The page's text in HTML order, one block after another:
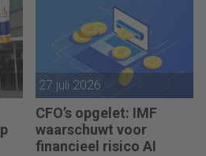
27 juli 2026
CFO’s opgelet: IMF
waarschuwt voor
financieel risico AI